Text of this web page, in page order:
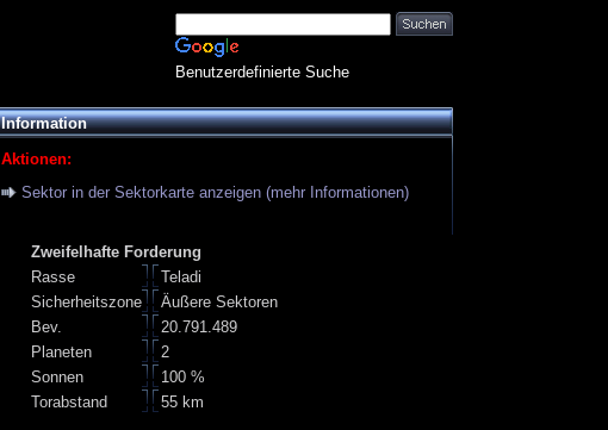
Benutzerdefinierte Suche
Information
Aktionen:
Sektor in der Sektorkarte anzeigen (mehr Informationen)
Zweifelhafte Forderung
Rasse
Teladi
Sicherheitszone
Äußere Sektoren
Bev.
20.791.489
Planeten
2
Sonnen
100 %
Torabstand
55 km